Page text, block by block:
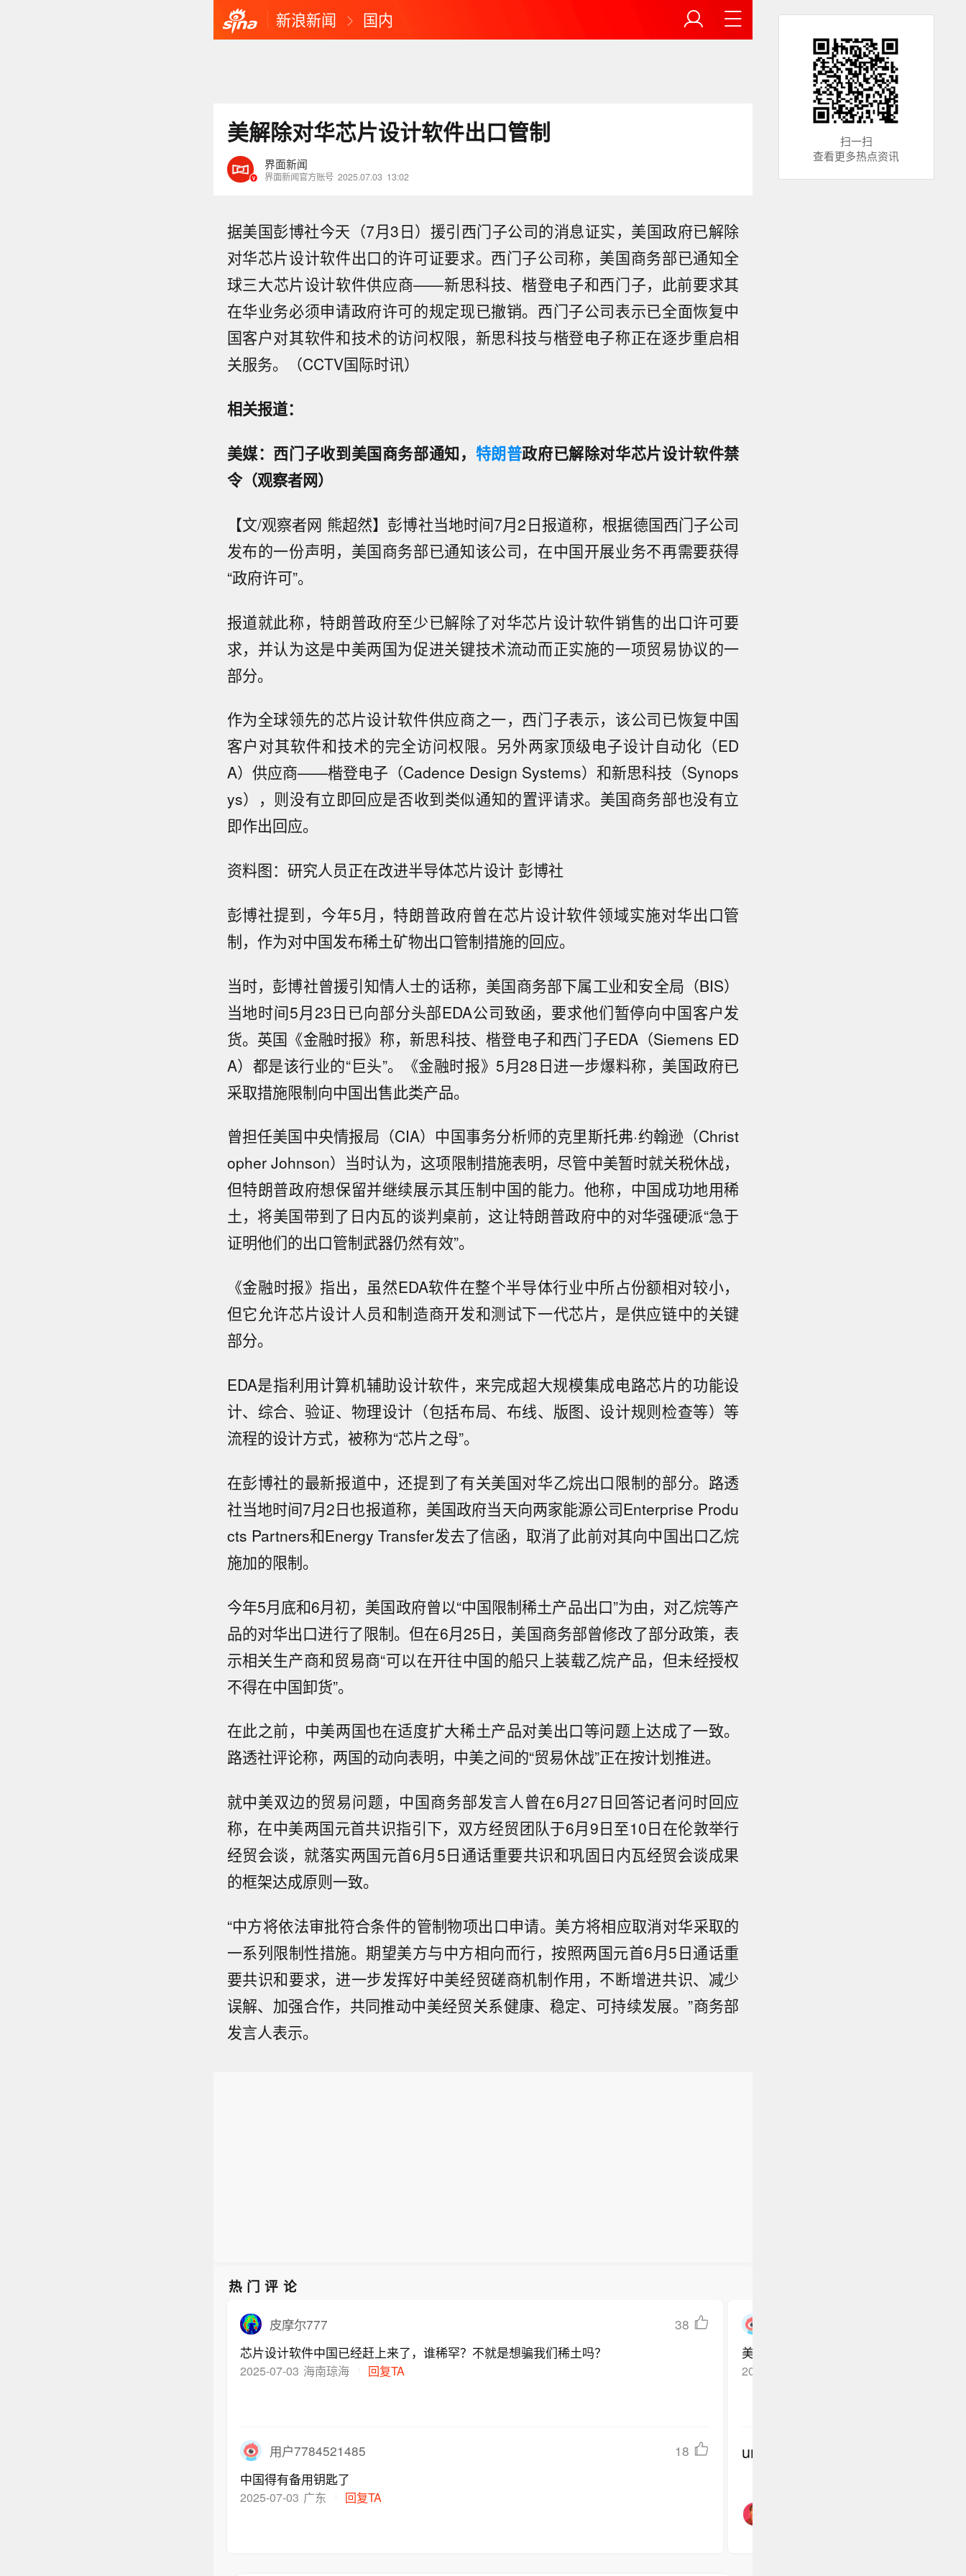
新浪新闻 国内
美解除对华芯片设计软件出口管制
界面新闻
界面新闻官方账号 2025.07.03 13:02
据美国彭博社今天（7月3日）援引西门子公司的消息证实，美国政府已解除
对华芯片设计软件出口的许可证要求。西门子公司称，美国商务部已通知全
球三大芯片设计软件供应商——新思科技、楷登电子和西门子，此前要求其
在华业务必须申请政府许可的规定现已撤销。西门子公司表示已全面恢复中
国客户对其软件和技术的访问权限，新思科技与楷登电子称正在逐步重启相
关服务。（CCTV国际时讯）
相关报道：
美媒：西门子收到美国商务部通知， 特朗普政府已解除对华芯片设计软件禁
令（观察者网）
【文/观察者网 熊超然】彭博社当地时间7月2日报道称，根据德国西门子公司
发布的一份声明，美国商务部已通知该公司，在中国开展业务不再需要获得
“政府许可”。
报道就此称，特朗普政府至少已解除了对华芯片设计软件销售的出口许可要
求，并认为这是中美两国为促进关键技术流动而正实施的一项贸易协议的一
部分。
作为全球领先的芯片设计软件供应商之一，西门子表示，该公司已恢复中国
客户对其软件和技术的完全访问权限。另外两家顶级电子设计自动化（ED
A）供应商——楷登电子（Cadence Design Systems）和新思科技（Synops
ys），则没有立即回应是否收到类似通知的置评请求。美国商务部也没有立
即作出回应。
资料图：研究人员正在改进半导体芯片设计 彭博社
彭博社提到，今年5月，特朗普政府曾在芯片设计软件领域实施对华出口管
制，作为对中国发布稀土矿物出口管制措施的回应。
当时，彭博社曾援引知情人士的话称，美国商务部下属工业和安全局（BIS）
当地时间5月23日已向部分头部EDA公司致函，要求他们暂停向中国客户发
货。英国《金融时报》称，新思科技、楷登电子和西门子EDA（Siemens ED
A）都是该行业的“巨头”。《金融时报》5月28日进一步爆料称，美国政府已
采取措施限制向中国出售此类产品。
曾担任美国中央情报局（CIA）中国事务分析师的克里斯托弗·约翰逊（Christ
opher Johnson）当时认为，这项限制措施表明，尽管中美暂时就关税休战，
但特朗普政府想保留并继续展示其压制中国的能力。他称，中国成功地用稀
土，将美国带到了日内瓦的谈判桌前，这让特朗普政府中的对华强硬派“急于
证明他们的出口管制武器仍然有效”。
《金融时报》指出，虽然EDA软件在整个半导体行业中所占份额相对较小，
但它允许芯片设计人员和制造商开发和测试下一代芯片，是供应链中的关键
部分。
EDA是指利用计算机辅助设计软件，来完成超大规模集成电路芯片的功能设
计、综合、验证、物理设计（包括布局、布线、版图、设计规则检查等）等
流程的设计方式，被称为“芯片之母”。
在彭博社的最新报道中，还提到了有关美国对华乙烷出口限制的部分。路透
社当地时间7月2日也报道称，美国政府当天向两家能源公司Enterprise Produ
cts Partners和Energy Transfer发去了信函，取消了此前对其向中国出口乙烷
施加的限制。
今年5月底和6月初，美国政府曾以“中国限制稀土产品出口”为由，对乙烷等产
品的对华出口进行了限制。但在6月25日，美国商务部曾修改了部分政策，表
示相关生产商和贸易商“可以在开往中国的船只上装载乙烷产品，但未经授权
不得在中国卸货”。
在此之前，中美两国也在适度扩大稀土产品对美出口等问题上达成了一致。
路透社评论称，两国的动向表明，中美之间的“贸易休战”正在按计划推进。
就中美双边的贸易问题，中国商务部发言人曾在6月27日回答记者问时回应
称，在中美两国元首共识指引下，双方经贸团队于6月9日至10日在伦敦举行
经贸会谈，就落实两国元首6月5日通话重要共识和巩固日内瓦经贸会谈成果
的框架达成原则一致。
“中方将依法审批符合条件的管制物项出口申请。美方将相应取消对华采取的
一系列限制性措施。期望美方与中方相向而行，按照两国元首6月5日通话重
要共识和要求，进一步发挥好中美经贸磋商机制作用，不断增进共识、减少
误解、加强合作，共同推动中美经贸关系健康、稳定、可持续发展。”商务部
发言人表示。
热门评论
皮摩尔777
38
芯片设计软件中国已经赶上来了，谁稀罕？不就是想骗我们稀土吗？
2025-07-03 海南琼海 回复TA
用户7784521485
18
中国得有备用钥匙了
2025-07-03 广东 回复TA
美国得了稀土，中国得了芯片，都赢麻了
2025-07-03
undefined
扫一扫
查看更多热点资讯